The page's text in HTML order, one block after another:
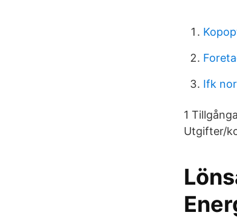
Ifk
1
Utgifter/